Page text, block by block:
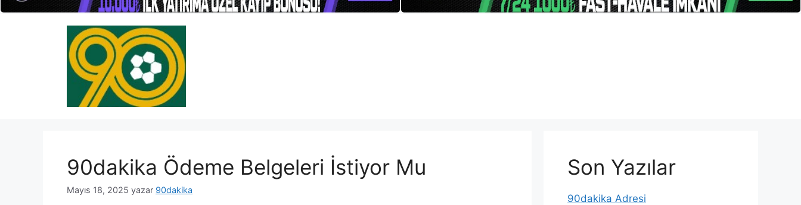
90dakika Ödeme Belgeleri İstiyor Mu
Mayıs 18, 2025 yazar 90dakika
Son Yazılar
90dakika Adresi